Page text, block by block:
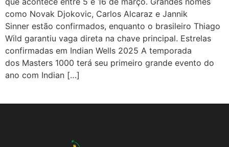
como Novak Djokovic, Carlos Alcaraz e Jannik
Sinner estão confirmados, enquanto o brasileiro Thiago
Wild garantiu vaga direta na chave principal. Estrelas
confirmadas em Indian Wells 2025 A temporada
dos Masters 1000 terá seu primeiro grande evento do
ano com Indian […]